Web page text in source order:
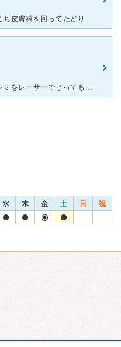
最初はアレルギー性の蕁麻疹であちこち皮膚科を回ってたどり着きました。 的確に診断してくれ、薬もあったので、落ち着きました。 その後、首のイボや体のイボを取ってもらいました。 その時もパッと見て「
以前にも顔にできた小さく隆起したシミをレーザーでとってもらってきれいになったので、左頬にあった２㎝近くのシミを取ってもらうことにしました。紫外線の強い４月から９月まではこの治療は避けたほうがいいとのこ
水 木 金 土 日 祝